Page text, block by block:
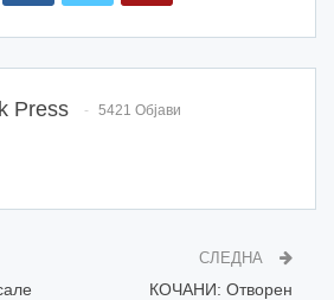
Press 5421 Објави
СЛЕДНА
КОЧАНИ: Отворен